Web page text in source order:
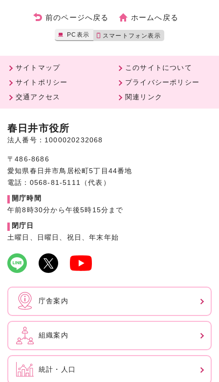
前のページへ戻る ホームへ戻る
PC表示 スマートフォン表示
サイトマップ
このサイトについて
サイトポリシー
プライバシーポリシー
交通アクセス
関連リンク
春日井市役所
法人番号：1000020232068
〒486-8686
愛知県春日井市鳥居松町5丁目44番地
電話：0568-81-5111（代表）
開庁時間
午前8時30分から午後5時15分まで
閉庁日
土曜日、日曜日、祝日、年末年始
庁舎案内
組織案内
統計・人口